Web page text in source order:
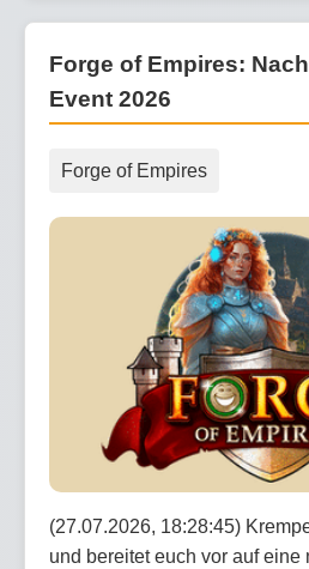
Forge of Empires:
Event 2026
Forge of Empires
(27.07.2026, 18:28:45)
und bereitet euch vor auf eine